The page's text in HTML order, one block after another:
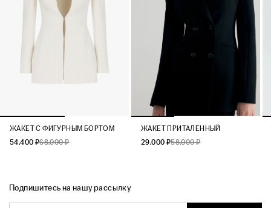
ЖАКЕТ C ФИГУРНЫМ БОРТОМ
54.400 ₽68.000 ₽
ЖАКЕТ ПРИТАЛЕННЫЙ
29.000 ₽58.000 ₽
Подпишитесь на нашу рассылку